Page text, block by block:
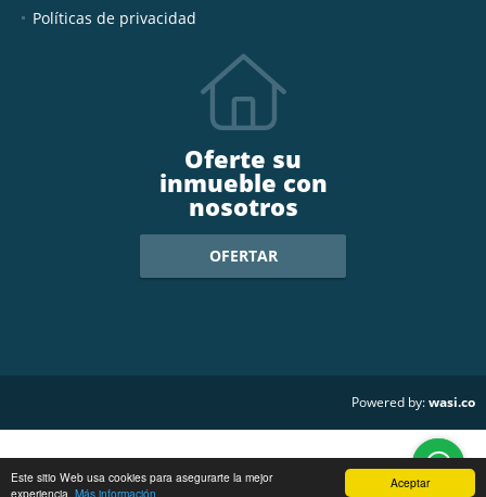
Aceptar
Este sitio Web usa cookies para asegurarte la mejor
experiencia. Más información
Políticas de privacidad
Oferte su
inmueble con
nosotros
OFERTAR
Powered by:wasi.co